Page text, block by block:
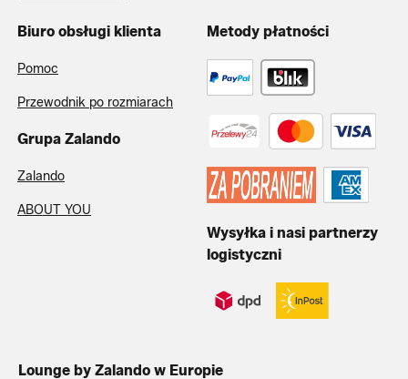
Biuro obsługi klienta
Pomoc
Przewodnik po rozmiarach
Grupa Zalando
Zalando
ABOUT YOU
Metody płatności
Wysyłka i nasi partnerzy
logistyczni
Lounge by Zalando w Europie